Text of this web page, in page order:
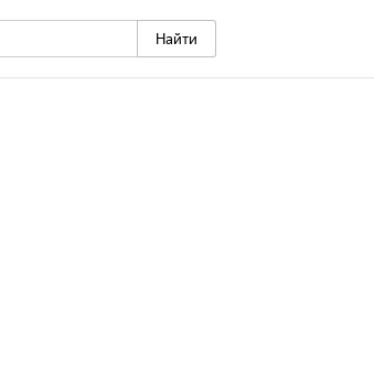
Найти